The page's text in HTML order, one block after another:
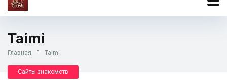
Taimi
Главная " Taimi
Сайты знакомств